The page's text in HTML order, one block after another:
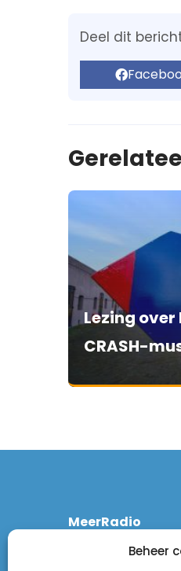
Beheer
Deel dit
Lezing
CRASH-
MeerRadio
2131 CT Hoofddorp